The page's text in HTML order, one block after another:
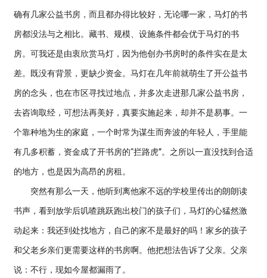
确有几家公益书房，而且都办得比较好，无论哪一家，马灯的书
房都没法与之相比。藏书、规模、设施条件都会优于马灯的书
房。可我还是由衷欣赏马灯，因为他创办书房时的条件实在是太
差。既没有背景，更缺少资金。马灯在几年前就萌生了开公益书
房的念头，也在市区寻找过地点，并多次走进那几家公益书房，
去咨询取经，可想法再美好，真要实施起来，却并不是易事。一
个靠种地为生的家庭，一个时常为谋生而奔波的年轻人，手里能
有几多积蓄，资金成了开书房的“拦路虎”。之所以一直没找到合适
的地方，也是因为高昂的房租。
突然有那么一天，他听到离他家不远的学校里传出的朗朗读
书声，看到放学后叽喳跳跃跑出校门的孩子们，马灯的心猛然激
动起来：我还到处找地方，自己的家不是最好的吗！家乡的孩子
和父老乡亲们更需要这样的书房啊。他把想法告诉了父亲。父亲
说：不行，现如今屋都漏雨了。